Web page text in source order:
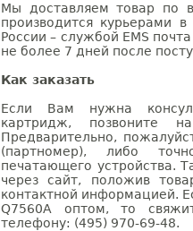
Мы доставляем товар по
производится курьерами
России – службой EMS
не более 7 дней после
Как заказать
Если Вам нужна
картридж, позвоните
Предварительно,
(партномер), либо
печатающего устройства.
через сайт, положив
контактной информацией.
Q7560A оптом, то
телефону: (495) 970-69-48.